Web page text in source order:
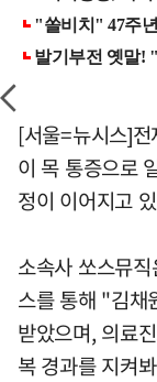
[서울=뉴시스]
이 목 통증으로
정이 이어지고
소속사 쏘스뮤
스를 통해 "김채
받았으며, 의료
복 경과를 지켜